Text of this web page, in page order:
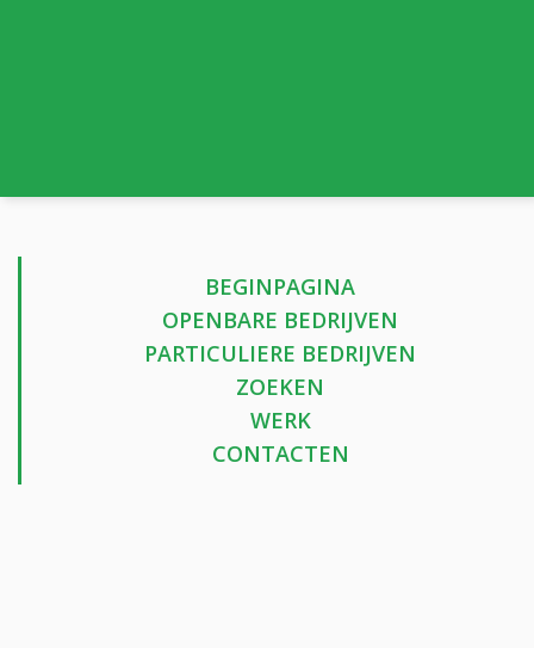
BEGINPAGINA
OPENBARE BEDRIJVEN
PARTICULIERE BEDRIJVEN
ZOEKEN
WERK
CONTACTEN